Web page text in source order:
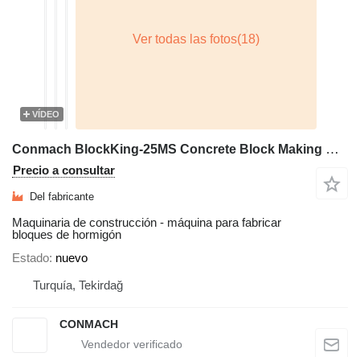
VÍDEO
Conmach BlockKing-25MS Concrete Block Making Machine -12.000 units/shift
Precio a consultar
Del fabricante
Maquinaria de construcción - máquina para fabricar
bloques de hormigón
Estado nuevo
Turquía, Tekirdağ
CONMACH